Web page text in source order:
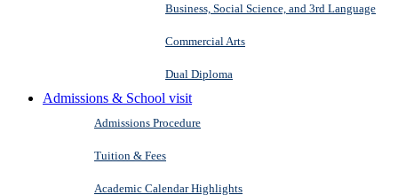
Business, Social Science, and 3rd Language
Commercial Arts
Dual Diploma
Admissions & School visit
Admissions Procedure
Tuition & Fees
Academic Calendar Highlights